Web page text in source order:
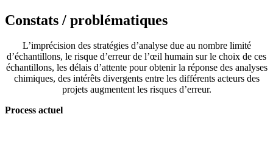
Constats / problématiques
L’imprécision des stratégies d’analyse due au nombre limité
d’échantillons, le risque d’erreur de l’œil humain sur le choix de ces
échantillons, les délais d’attente pour obtenir la réponse des analyses
chimiques, des intérêts divergents entre les différents acteurs des
projets augmentent les risques d’erreur.
Process actuel